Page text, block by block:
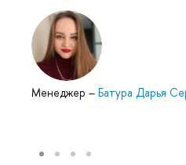
Менеджер – Батура Дарья